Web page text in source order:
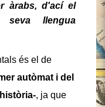
àrabs, d'ací el
llengua
és el de
autòmat i del
, ja que